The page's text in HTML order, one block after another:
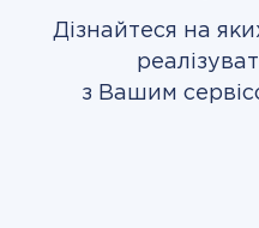
Дізнайтеся на
з Вашим